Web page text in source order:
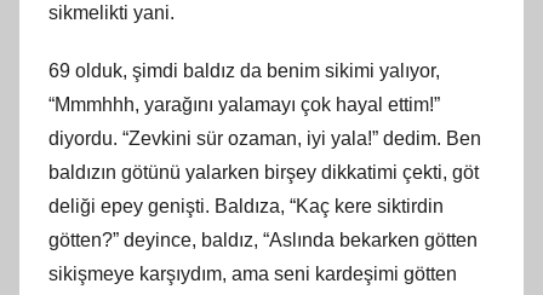
sikmelikti yani.
69 olduk, şimdi baldız da benim sikimi yalıyor,
“Mmmhhh, yarağını yalamayı çok hayal ettim!”
diyordu. “Zevkini sür ozaman, iyi yala!” dedim. Ben
baldızın götünü yalarken birşey dikkatimi çekti, göt
deliği epey genişti. Baldıza, “Kaç kere siktirdin
götten?” deyince, baldız, “Aslında bekarken götten
sikişmeye karşıydım, ama seni kardeşimi götten